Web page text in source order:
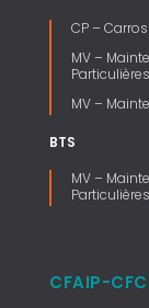
CP –
MV –
Particulières
MV –
BTS
MV –
Particulières
CFAIP-CFC